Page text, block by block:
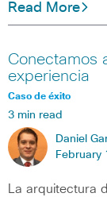
Read More
Conectamos
experiencia
Caso de éxito
3 min read
Daniel
February
La arquitectura